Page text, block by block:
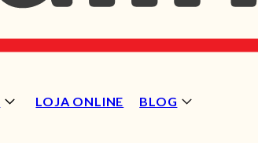
LOJA ONLINE BLOG